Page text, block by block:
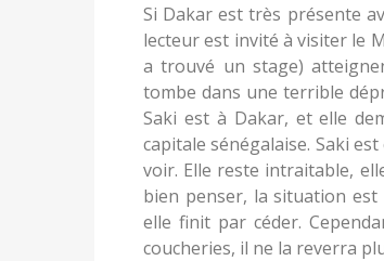
Si Dakar est très présente
lecteur est invité à visiter le
a trouvé un stage)
tombe dans une terrible
Saki est à Dakar, et elle
capitale sénégalaise. Saki
voir. Elle reste intraitable,
bien penser, la situation est
elle finit par céder.
coucheries, il ne la reverra